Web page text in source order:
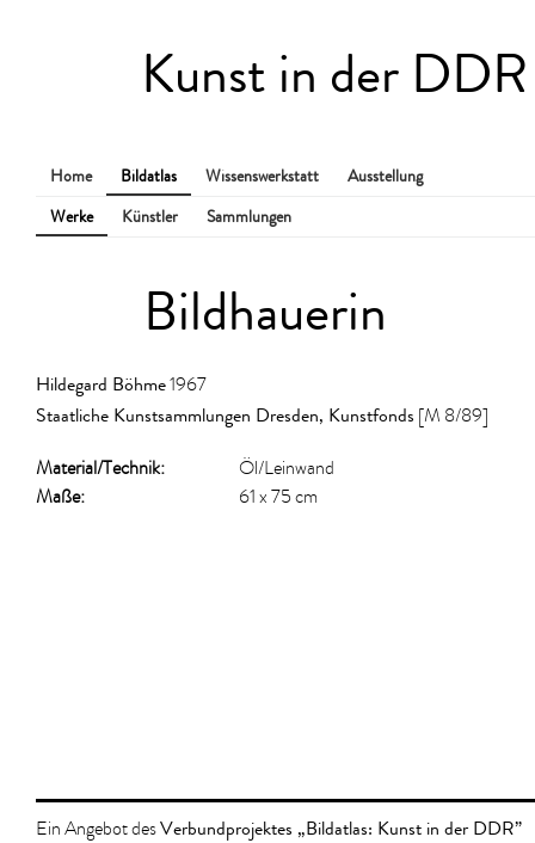
Kunst in der DDR
Home Bildatlas Wissenswerkstatt
Ausstellung
Werke
Künstler Sammlungen
Bildhauerin
Hildegard Böhme1967
Staatliche Kunstsammlungen Dresden, Kunstfonds [M 8/89]
Material/​Technik:
Öl/Leinwand
Maße:
61 x 75 cm
Ein Angebot desVerbundprojektes „Bildatlas: Kunst in der DDR”